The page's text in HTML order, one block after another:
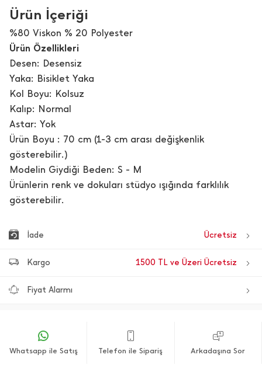
Ürün İçeriği
%80 Viskon % 20 Polyester
Ürün Özellikleri
Desen: Desensiz
Yaka: Bisiklet Yaka
Kol Boyu: Kolsuz
Kalıp: Normal
Astar: Yok
Ürün Boyu : 70 cm (1-3 cm arası değişkenlik
gösterebilir.)
Modelin Giydiği Beden: S - M
Ürünlerin renk ve dokuları stüdyo ışığında farklılık
gösterebilir.
İade Ücretsiz
Kargo 1500 TL ve Üzeri Ücretsiz
Fiyat Alarmı
Whatsapp ile Satış Telefon ile Sipariş Arkadaşına Sor